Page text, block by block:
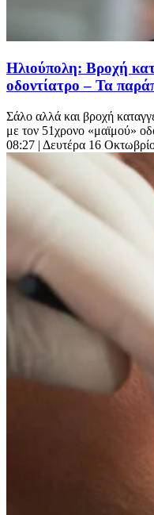
Ηλιούπολη: Βροχή
οδοντίατρο – Τα
Σάλο αλλά και βροχή
με τον 51χρονο «μαϊμού»
08:27 | Δευτέρα 16